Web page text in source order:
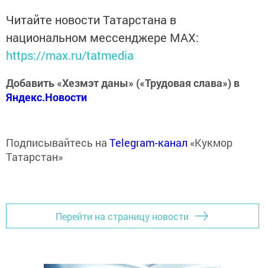
Читайте новости Татарстана в
национальном мессенджере MАХ:
https://max.ru/tatmedia
Добавить «Хезмэт даны» («Трудовая слава») в
Яндекс.Новости
Подписывайтесь на Telegram-канал «Кукмор
Татарстан»
Перейти на страницу новости